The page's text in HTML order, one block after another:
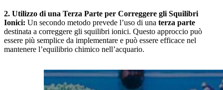
2. Utilizzo di una Terza Parte per Correggere gli Squilibri
Ionici: Un secondo metodo prevede l’uso di una terza parte
destinata a correggere gli squilibri ionici. Questo approccio può
essere più semplice da implementare e può essere efficace nel
mantenere l’equilibrio chimico nell’acquario.